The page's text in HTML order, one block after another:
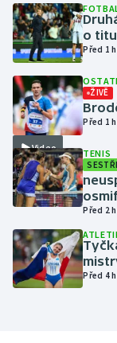
Krasobruslení
Lezení
Lyže a
Moderní pětiboj
Motorsport
Olympijské hry
Parasport
Plavání
o
Před 1
Video
ŽIVĚ
Před 1
TENIS
Před 2
Před 4